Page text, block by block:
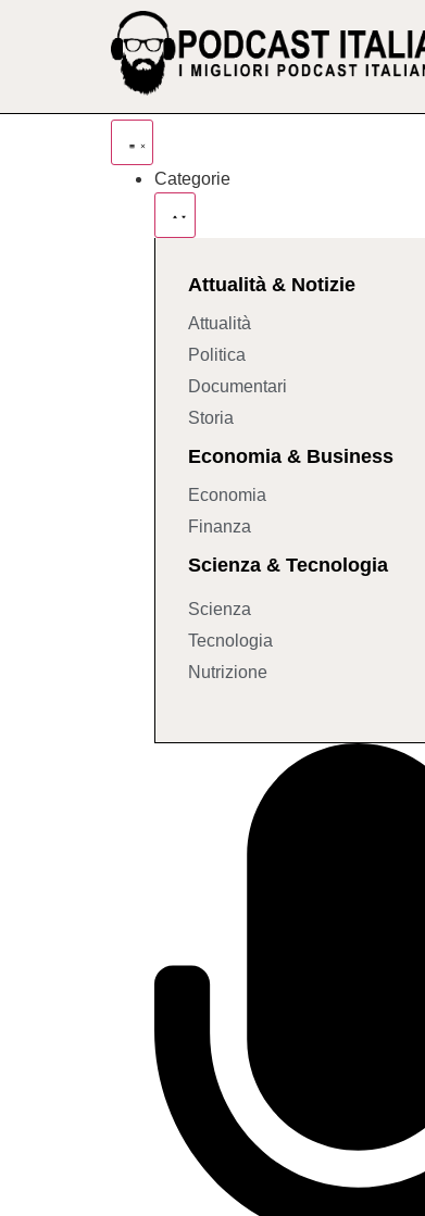
Categorie
Attualità & Notizie
Attualità
Politica
Documentari
Storia
Economia & Business
Economia
Finanza
Scienza & Tecnologia
Scienza
Tecnologia
Nutrizione